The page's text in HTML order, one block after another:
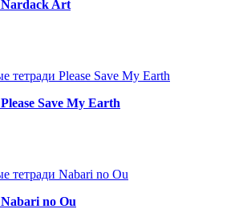
Nardack Art
Please Save My Earth
Nabari no Ou